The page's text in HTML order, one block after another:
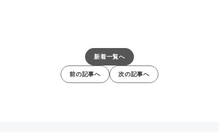
前の記事へ
新着一覧へ
次の記事へ